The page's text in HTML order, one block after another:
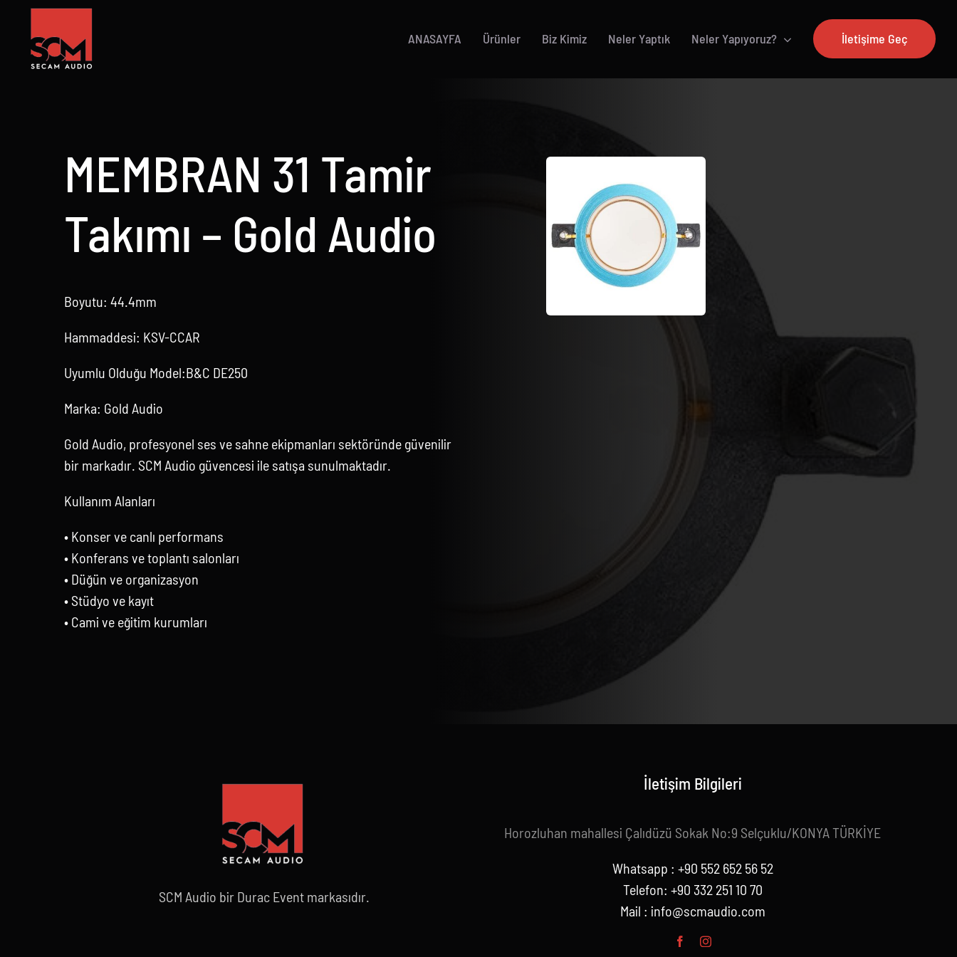
content
ANASAYFA Ürünler Biz Kimiz Neler Yaptık Neler Yapıyoruz? İletişime Geç
MEMBRAN 31 Tamir
Takımı – Gold Audio
Boyutu: 44.4mm
Hammaddesi: KSV-CCAR
Uyumlu Olduğu Model:B&C DE250
Marka: Gold Audio
Gold Audio, profesyonel ses ve sahne ekipmanları sektöründe güvenilir
bir markadır. SCM Audio güvencesi ile satışa sunulmaktadır.
Kullanım Alanları
• Konser ve canlı performans
• Konferans ve toplantı salonları
• Düğün ve organizasyon
• Stüdyo ve kayıt
• Cami ve eğitim kurumları
SCM Audio bir Durac Event markasıdır.
İletişim Bilgileri
Horozluhan mahallesi Çalıdüzü Sokak No:9 Selçuklu/KONYA TÜRKİYE
Whatsapp : +90 552 652 56 52
Telefon: +90 332 251 10 70
Mail : info@scmaudio.com